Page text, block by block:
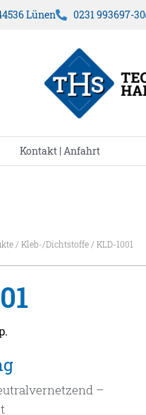
Lünen 0231 993697-30
Kontakt | Anfahrt
/ Kleb-/Dichtstoffe / KLD-1001
–